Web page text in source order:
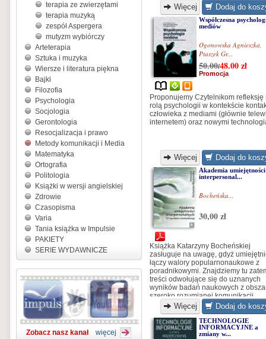
terapia ze zwierzętami
terapia muzyką
zespół Aspergera
mutyzm wybiórczy
Arteterapia
Sztuka i muzyka
Wiersze i literatura piękna
Bajki
Filozofia
Psychologia
Socjologia
Gerontologia
Resocjalizacja i prawo
Metody komunikacji i Media
Matematyka
Ortografia
Politologia
Książki w wersji angielskiej
Zdrowie
Czasopisma
Varia
Tania książka w Impulsie
PAKIETY
SERIE WYDAWNICZE
Zobacz nasz kanał więcej
Więcej Dodaj do
Współczesna
mediów
Ogonowska Agnieszka,
Ptaszek Gr...
50.00/48.00zł
Promocja
Proponujemy Czytelnikom refleksję
rolą psychologii w kontekście
człowieka z mediami (głównie
internetem) oraz nowymi
Więcej Dodaj do
Akademia umiejętności
interpersonal...
Bocheńska...
30,00 zł
Książka Katarzyny Bocheńskiej
zasługuje na uwagę, gdyż
łączy walory popularnonaukowe z
poradnikowymi. Znajdziemy tu
treści odwołujące się do uznanych
wyników badań naukowych z
szeroko rozumianej komunikacji
interpersonalnej, dotyczące jej
praktycznego znaczenia, jak
doskonalenia umiejętności w jej
zakresie...
Więcej Dodaj do
TECHNOLOGIE
INFORMACYJNE a
zmiany w...